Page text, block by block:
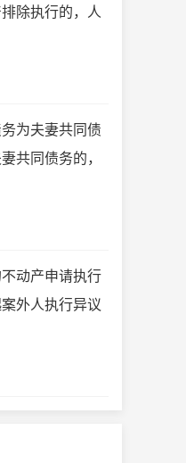
除执行的，人
为夫妻共同债
共同债务的，
动产申请执行
外人执行异议